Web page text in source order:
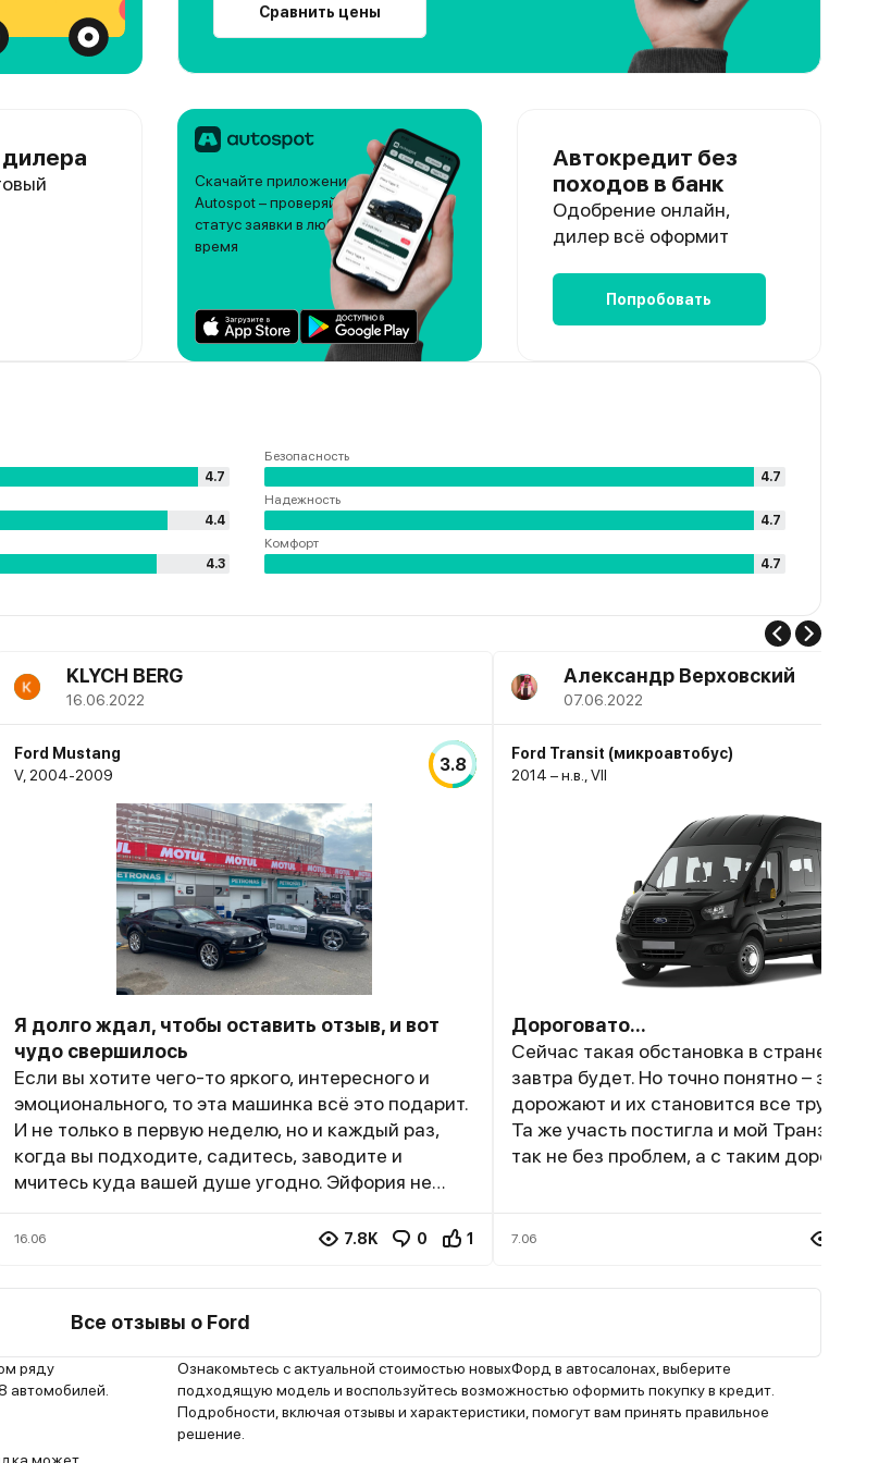
Сравнить цены
дилера
Скачайте приложение
Autospot – проверяйте
статус заявки в любое
время
Автокредит без
походов в банк
Одобрение онлайн,
дилер всё оформит
Попробовать
4.7
4.4
4.3
Безопасность
4.7
Надежность
4.7
Комфорт
4.7
KLYCH BERG
16.06.2022
Ford Mustang
V, 2004-2009
3.8
Я долго ждал, чтобы оставить отзыв, и вот
чудо свершилось
Если вы хотите чего-то яркого, интересного и
эмоционального, то эта машинка всё это подарит.
И не только в первую неделю, но и каждый раз,
когда вы подходите, садитесь, заводите и
мчитесь куда вашей душе угодно. Эйфория не
пасмурных дорог, вы замечаете лица водителей
справа Мерс E200, сзади Кайен и не я смотрю на
эти тачки, а вот владельцы этих престижных
внимания, или еще какие детские комплексы, но
ребята, это приятная мелочь и к этому быстро
привыкаешь. Не говорю уже о том, что народ
лишний раз не подрежет и довольно охотно
16.06 7.8K 0 1
Александр Верховский
07.06.2022
Ford Transit (микроавтобус)
2014 – н.в., VII
Дороговато...
Сейчас такая обстановка в стране, не
завтра будет. Но точно понятно –
дорожают и их становится все труднее
Та же участь постигла и мой Транзит.
так не без проблем, а с таким дорогим
мол есть “аналоги” запчастей, но с
Это я еще не говорю о ее
7.06
Все отзывы о Ford
ряду
автомобилей.
Ознакомьтесь с актуальной стоимостью новыхФорд в автосалонах, выберите
подходящую модель и воспользуйтесь возможностью оформить покупку в кредит.
Подробности, включая отзывы и характеристики, помогут вам принять правильное
решение.